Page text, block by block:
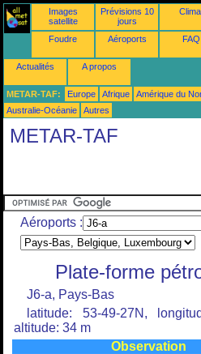
Images
satellite
Prévisions 10
jours
Foudre Aéroports FAQ
Actualités A propos
METAR-TAF: Europe Afrique Amérique du
Australie-Océanie
Autres
METAR-TAF
Aéroports :
Plate-forme
J6-a, Pays-Bas
latitude: 53-49-27N,
altitude: 34 m
Observation